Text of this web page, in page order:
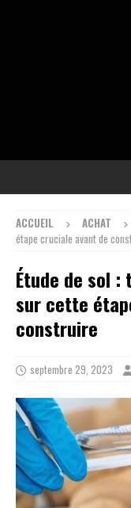
ACCUEIL ACHAT
étape cruciale avant de
Étude de sol
sur cette
construire
septembre 29, 2023